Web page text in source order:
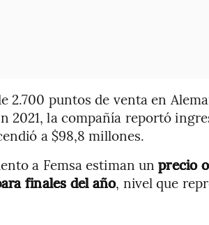
2.700 puntos de venta en
2021, la compañía reportó
a $98,8 millones.
a Femsa estiman unprecio
finales del año, nivel que